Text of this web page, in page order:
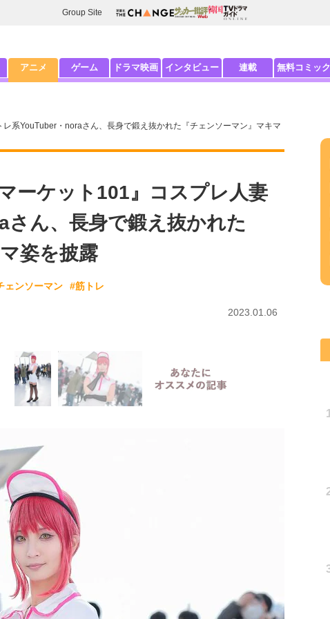
Group Site
アニメ ゲーム ドラマ映画 インタビュー 連載 無料コミック
系YouTuber・noraさん、長身で鍛え抜かれた『チェンソーマン』マキマ
ーケット101』コスプレ人妻
ん、長身で鍛え抜かれた
姿を披露
ェンソーマン #筋トレ
2023.01.06